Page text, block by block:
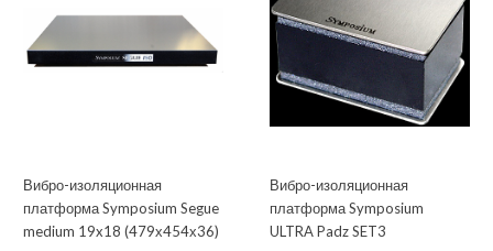
Вибро-изоляционная
платформа Symposium Segue
medium 19x18 (479х454х36)
Вибро-изоляционная
платформа Symposium
ULTRA Padz SET3